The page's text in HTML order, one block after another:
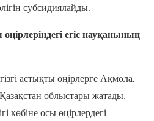
субсидиялайды.
өңірлеріндегі егіс науқанының
астықты өңірлерге Ақмола,
облыстары жатады.
көбіне осы өңірлердегі